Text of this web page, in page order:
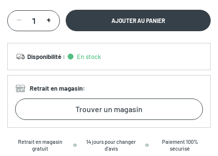
AJOUTER AU PANIER
Disponibilité : En stock
Retrait en magasin:
Trouver un magasin
Retrait en magasin
gratuit
14 jours pour changer
d’avis
Paiement 100%
sécurisé